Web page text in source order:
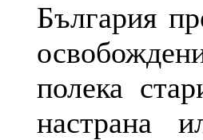
България
полека
настрана